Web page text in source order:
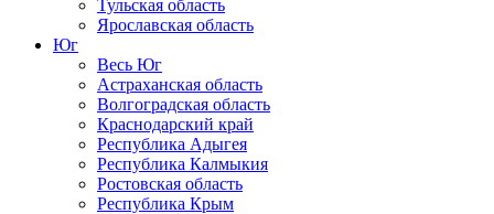
Тульская область
Ярославская область
Юг
Весь Юг
Астраханская область
Волгоградская область
Краснодарский край
Республика Адыгея
Республика Калмыкия
Ростовская область
Республика Крым